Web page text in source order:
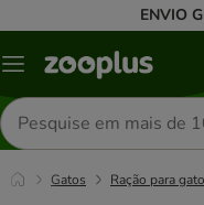
ENVIO
Menu
Pesquisar
produtos
Gatos Ração para